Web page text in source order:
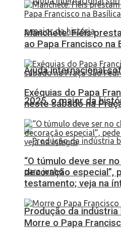
Ajuda internacional
2025, o maior da
Produção da indústria
Manchete: Fiéis
ao Papa Francisco na
Exéquias do Papa
neste sábado na
“O túmulo deve ser
decoração especial”,
testamento; veja na
Morre o Papa